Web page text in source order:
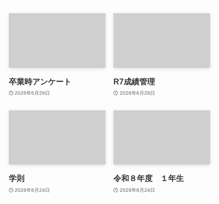
卒業時アンケート
2026年6月29日
R7成績管理
2026年6月29日
学則
2026年6月24日
令和８年度 １年生
2026年6月24日